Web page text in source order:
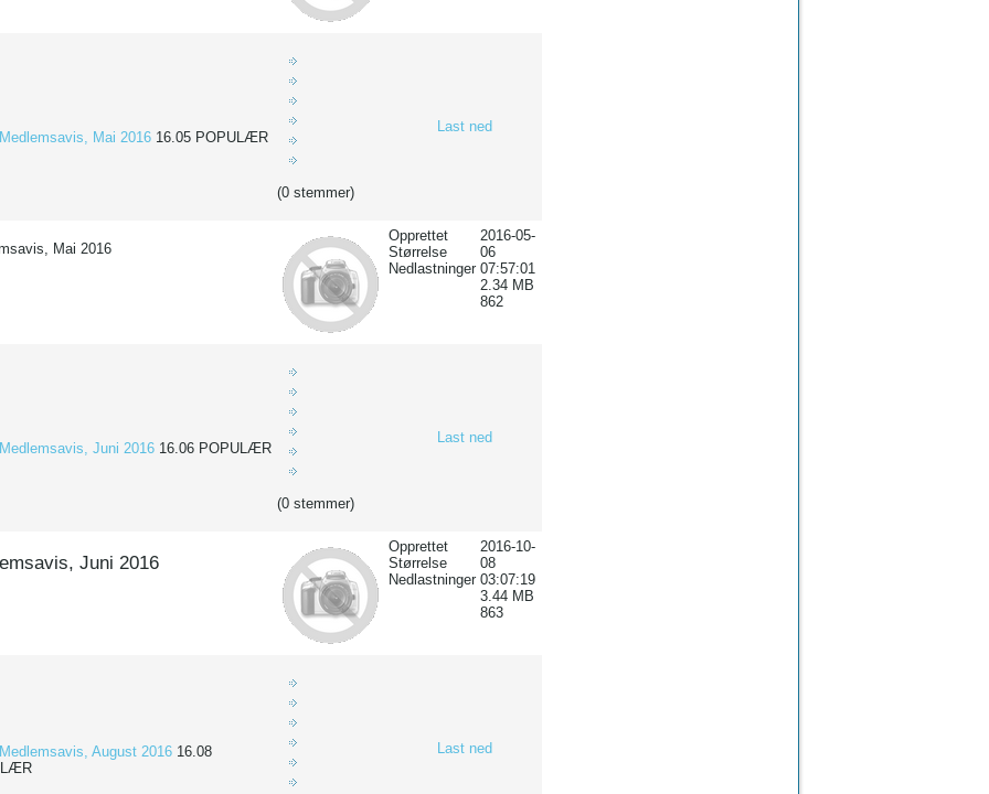
Medlemsavis, Mai 2016 16.05 POPULÆR
(0 stemmer)
Last ned
Mai 2016
Opprettet
Størrelse
Nedlastninger
2016-05-
06
07:57:01
2.34 MB
862
Medlemsavis, Juni 2016 16.06 POPULÆR
(0 stemmer)
Last ned
Juni 2016
Opprettet
Størrelse
Nedlastninger
2016-10-
08
03:07:19
3.44 MB
863
Medlemsavis, August 2016 16.08
Last ned